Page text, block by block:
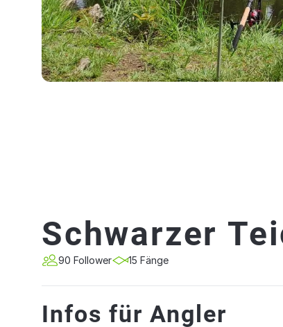
Schwarzer
90 Follower 15 Fänge
Infos für Angler